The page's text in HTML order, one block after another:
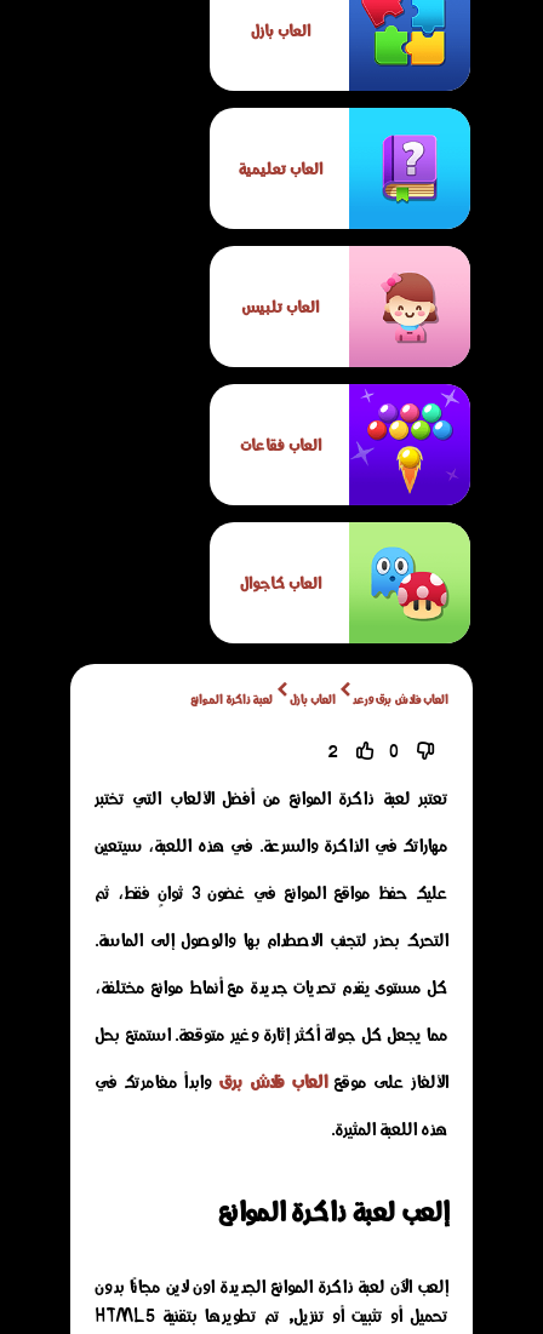
العاب بازل
العاب تعليمية
العاب تلبيس
العاب فقاعات
العاب كاجوال
العاب فلاش برق ورعد العاب بازل لعبة ذاكرة الموانع
0
2
تعتبر لعبة ذاكرة الموانع من أفضل الألعاب التي تختبر
مهاراتك في الذاكرة والسرعة. في هذه اللعبة، سيتعين
عليك حفظ مواقع الموانع في غضون 3 ثوانٍ فقط، ثم
التحرك بحذر لتجنب الاصطدام بها والوصول إلى الماسة.
كل مستوى يقدم تحديات جديدة مع أنماط موانع مختلفة،
مما يجعل كل جولة أكثر إثارة وغير متوقعة. استمتع بحل
الألغاز على موقعالعاب فلاش برق وابدأ مغامرتك في
هذه اللعبة المثيرة.
إلعب لعبة ذاكرة الموانع
إلعب الآن لعبة ذاكرة الموانع الجديدة اون لاين مجانًا بدون
تحميل أو تثبيت أو تنزيل, تم تطويرها بتقنية HTML5